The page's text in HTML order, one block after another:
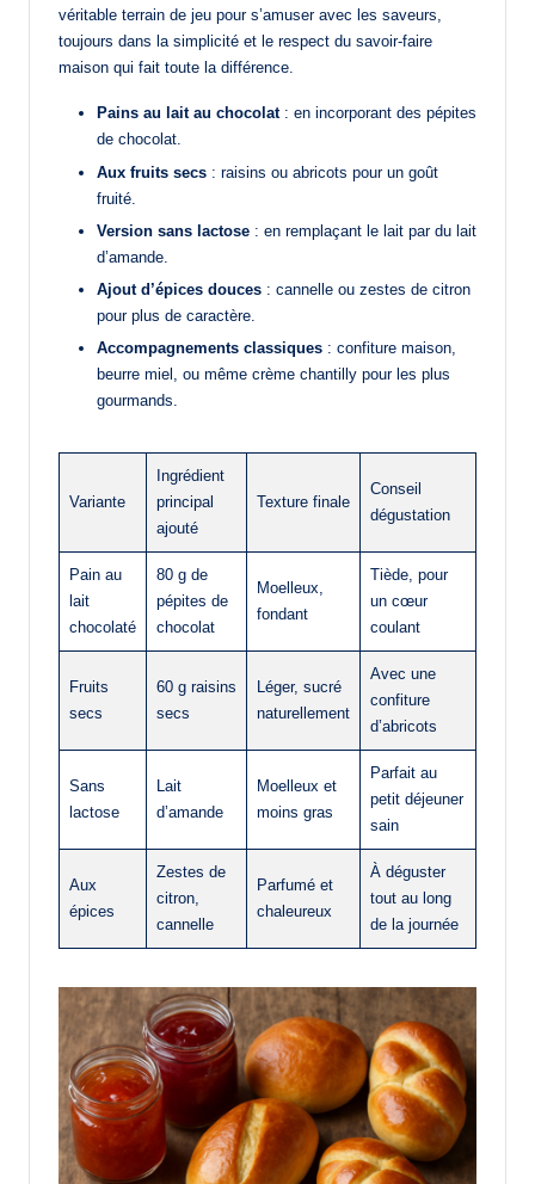
véritable terrain de jeu pour s’amuser avec les saveurs,
toujours dans la simplicité et le respect du savoir-faire
maison qui fait toute la différence.
Pains au lait au chocolat: en incorporant des pépites
de chocolat.
Aux fruits secs : raisins ou abricots pour un goût
fruité.
Version sans lactose : en remplaçant le lait par du lait
d’amande.
Ajout d’épices douces : cannelle ou zestes de citron
pour plus de caractère.
Accompagnements classiques : confiture maison,
beurre miel, ou même crème chantilly pour les plus
gourmands.
Variante
Ingrédient
principal
ajouté
Texture finale
Conseil
dégustation
Pain au
lait
chocolaté
80 g de
pépites de
chocolat
Moelleux,
fondant
Tiède, pour
un cœur
coulant
Fruits
secs
60 g raisins
secs
Léger, sucré
naturellement
Avec une
confiture
d’abricots
Sans
lactose
Lait
d’amande
Moelleux et
moins gras
Parfait au
petit déjeuner
sain
Aux
épices
Zestes de
citron,
cannelle
Parfumé et
chaleureux
À déguster
tout au long
de la journée